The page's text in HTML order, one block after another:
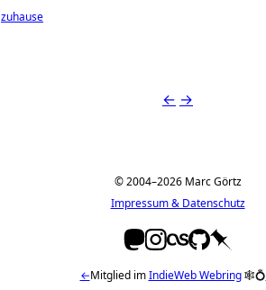
zuhause
← →
© 2004–2026 Marc Görtz
Impressum & Datenschutz
←Mitglied imIndieWeb Webring🕸💍